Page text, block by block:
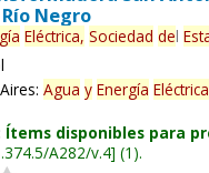
Negro
Eléctrica, Sociedad del
Agua y Energía
Ítems disponibles para
A282/v.4 (1).